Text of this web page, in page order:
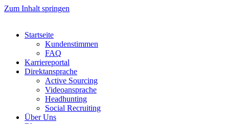
Zum Inhalt springen
Startseite
Kundenstimmen
FAQ
Karriereportal
Direktansprache
Active Sourcing
Videoansprache
Headhunting
Social Recruiting
Über Uns